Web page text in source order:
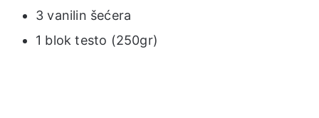
3 vanilin šećera
1 blok testo (250gr)